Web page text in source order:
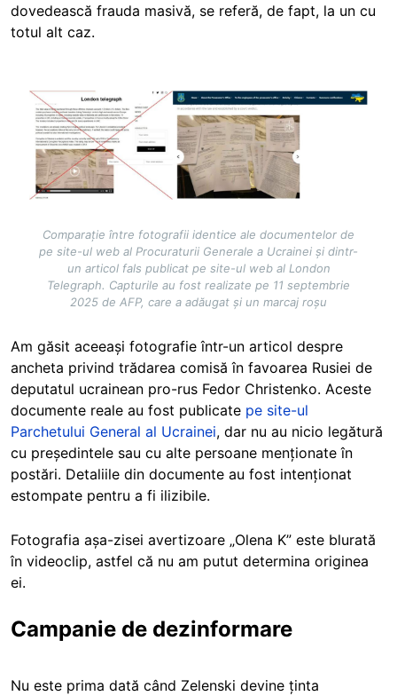
dovedească frauda masivă, se referă, de fapt, la un cu
totul alt caz.
Image
Comparație între fotografii identice ale documentelor de
pe site-ul web al Procuraturii Generale a Ucrainei și dintr-
un articol fals publicat pe site-ul web al London
Telegraph. Capturile au fost realizate pe 11 septembrie
2025 de AFP, care a adăugat și un marcaj roșu
Am găsit aceeași fotografie într-un articol despre
ancheta privind trădarea comisă în favoarea Rusiei de
deputatul ucrainean pro-rus Fedor Christenko. Aceste
documente reale au fost publicate pe site-ul
Parchetului General al Ucrainei, dar nu au nicio legătură
cu președintele sau cu alte persoane menționate în
postări. Detaliile din documente au fost intenționat
estompate pentru a fi ilizibile.
Fotografia așa-zisei avertizoare „Olena K” este blurată
în videoclip, astfel că nu am putut determina originea
ei.
Campanie de dezinformare
Nu este prima dată când Zelenski devine ținta